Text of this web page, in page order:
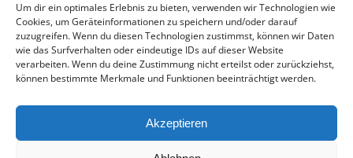
Um dir ein optimales Erlebnis zu bieten, verwenden wir Technologien wie
Cookies, um Geräteinformationen zu speichern und/oder darauf
zuzugreifen. Wenn du diesen Technologien zustimmst, können wir Daten
wie das Surfverhalten oder eindeutige IDs auf dieser Website
verarbeiten. Wenn du deine Zustimmung nicht erteilst oder zurückziehst,
können bestimmte Merkmale und Funktionen beeinträchtigt werden.
Akzeptieren